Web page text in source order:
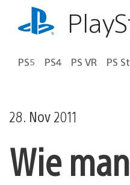
playstation.com
PS5 PS4 PS VR PS
28. Nov 2011
Wie